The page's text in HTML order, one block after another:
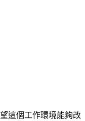
這個工作環境能夠改